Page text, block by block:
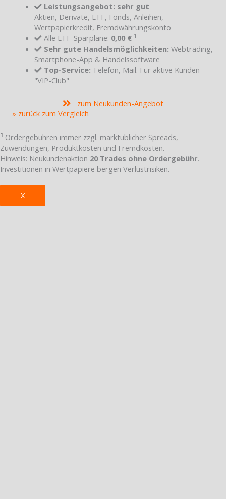
Leistungsangebot: sehr gut
Aktien, Derivate, ETF, Fonds, Anleihen,
Wertpapierkredit, Fremdwährungskonto
Alle ETF-Sparpläne: 0,00 € 1
Sehr gute Handelsmöglichkeiten: Webtrading,
Smartphone-App & Handelssoftware
Top-Service: Telefon, Mail. Für aktive Kunden
"VIP-Club"
zum Neukunden-Angebot
» zurück zum Vergleich
1 Ordergebühren immer zzgl. marktüblicher Spreads,
Zuwendungen, Produktkosten und Fremdkosten.
Hinweis: Neukundenaktion 20 Trades ohne Ordergebühr.
Investitionen in Wertpapiere bergen Verlustrisiken.
X